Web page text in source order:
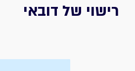
רישוי של דובאי